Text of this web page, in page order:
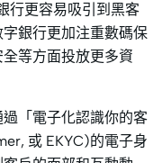
行更容易吸引到黑客
銀行更加注重數碼保
等方面投放更多資
「電子化認識你的客
或 EKYC)的電子身